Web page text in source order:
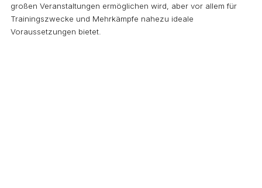
großen Veranstaltungen ermöglichen wird, aber vor allem für
Trainingszwecke und Mehrkämpfe nahezu ideale
Voraussetzungen bietet.